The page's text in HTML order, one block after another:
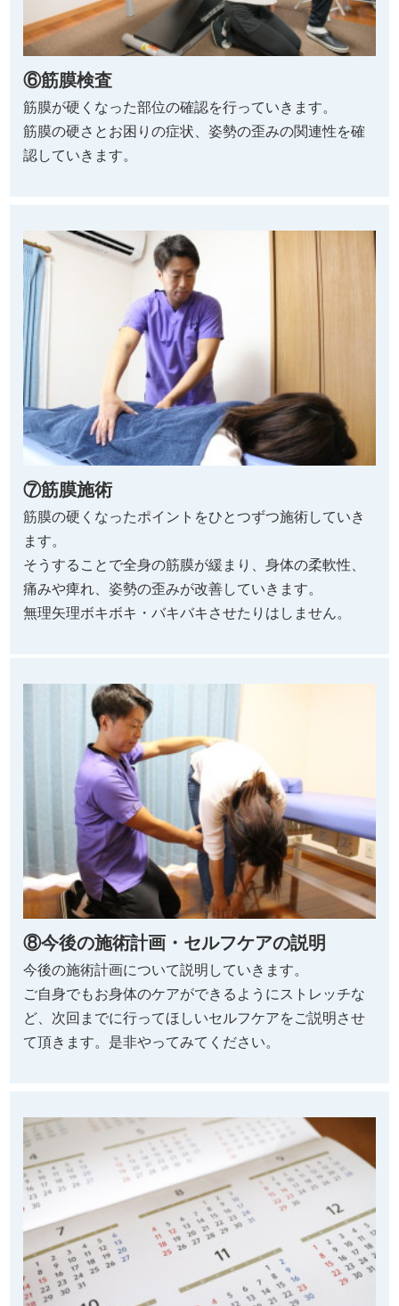
⑥筋膜検査
筋膜が硬くなった部位の確認を行っていきます。
筋膜の硬さとお困りの症状、姿勢の歪みの関連性を確
認していきます。
⑦筋膜施術
筋膜の硬くなったポイントをひとつずつ施術していき
ます。
そうすることで全身の筋膜が緩まり、身体の柔軟性、
痛みや痺れ、姿勢の歪みが改善していきます。
無理矢理ボキボキ・バキバキさせたりはしません。
⑧今後の施術計画・セルフケアの説明
今後の施術計画について説明していきます。
ご自身でもお身体のケアができるようにストレッチな
ど、次回までに行ってほしいセルフケアをご説明させ
て頂きます。是非やってみてください。